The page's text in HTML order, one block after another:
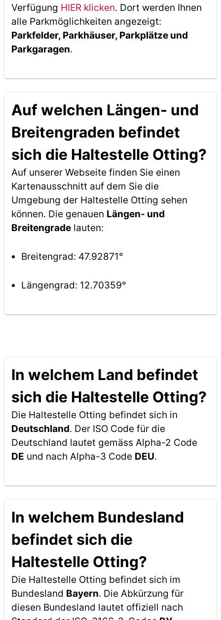
Verfügung HIER klicken. Dort werden Ihnen
alle Parkmöglichkeiten angezeigt:
Parkfelder, Parkhäuser, Parkplätze und
Parkgaragen.
Auf welchen Längen- und
Breitengraden befindet
sich die Haltestelle Otting?
Auf unserer Webseite finden Sie einen
Kartenausschnitt auf dem Sie die
Umgebung der Haltestelle Otting sehen
können. Die genauen Längen- und
Breitengradelauten:
Breitengrad: 47.92871°
Längengrad: 12.70359°
In welchem Land befindet
sich die Haltestelle Otting?
Die Haltestelle Otting befindet sich in
Deutschland. Der ISO Code für die
Deutschland lautet gemäss Alpha-2 Code
DE und nach Alpha-3 Code DEU.
In welchem Bundesland
befindet sich die
Haltestelle Otting?
Die Haltestelle Otting befindet sich im
Bundesland Bayern. Die Abkürzung für
diesen Bundesland lautet offiziell nach